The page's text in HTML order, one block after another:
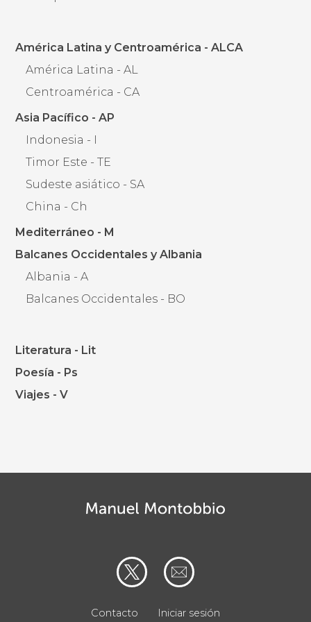
América Latina y Centroamérica - ALCA
América Latina - AL
Centroamérica - CA
Asia Pacífico - AP
Indonesia - I
Timor Este - TE
Sudeste asiático - SA
China - Ch
Mediterráneo - M
Balcanes Occidentales y Albania
Albania - A
Balcanes Occidentales - BO
Literatura - Lit
Poesía - Ps
Viajes - V
Contacto Iniciar sesión